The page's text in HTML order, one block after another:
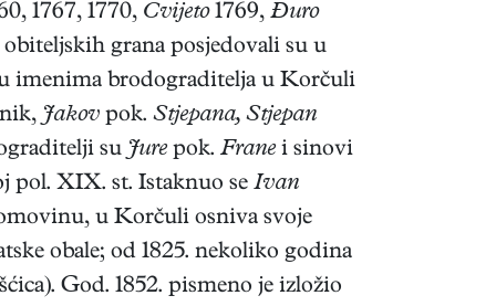
1767, 1770, Cvijeto1769, Đuro
grana posjedovali su u
imenima brodograditelja u Korčuli
Jakov pok. Stjepana, Stjepan
suJure pok. Frane i sinovi
XIX. st. Istaknuo se Ivan
u Korčuli osniva svoje
obale; od 1825. nekoliko godina
God. 1852. pismeno je izložio